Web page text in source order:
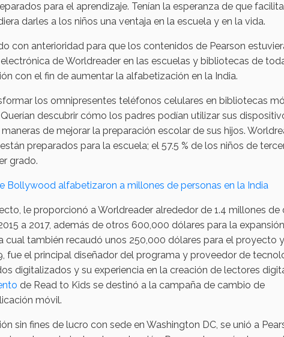
para el aprendizaje. Tenían la esperanza de que
darles a los niños una ventaja en la escuela y en la vida.
con anterioridad para que los contenidos de Pearson
de Worldreader en las escuelas y bibliotecas de
con el fin de aumentar la alfabetización en la India.
los omnipresentes teléfonos celulares en bibliotecas
descubrir cómo los padres podían utilizar sus
de mejorar la preparación escolar de sus hijos.
preparados para la escuela; el 57.5 % de los niños de
grado.
Bollywood alfabetizaron a millones de personas en la India
le proporcionó a Worldreader alrededor de 1.4 millones de
a 2017, además de otros 600,000 dólares para la
cual también recaudó unos 250,000 dólares para el proyecto y
fue el principal diseñador del programa y proveedor de
digitalizados y su experiencia en la creación de lectores
de Read to Kids se destinó a la campaña de cambio de
móvil.
sin fines de lucro con sede en Washington DC, se unió a